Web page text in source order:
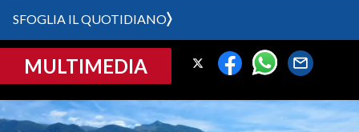
CRONACA SARDEGNA
PROVINCIA DI CAGLIARI
SFOGLIA IL QUOTIDIANO
MULTIMEDIA